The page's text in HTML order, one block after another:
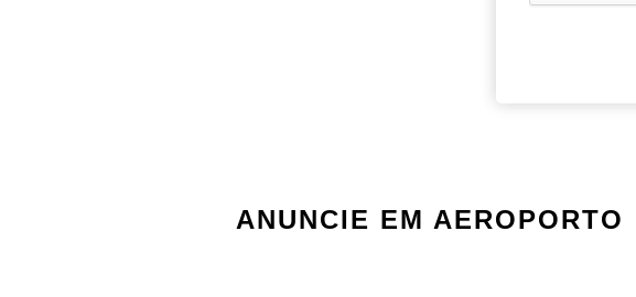
ANUNCIE EM AEROPORTO